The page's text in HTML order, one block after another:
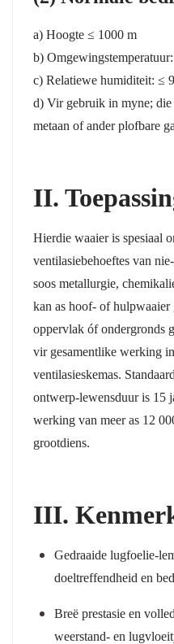
a) Hoogte ≤ 1000 m
b)
c) Relatiewe humiditeit: ≤
d) Vir gebruik in myne; die
metaan of ander plofbare
II.
Hierdie waaier is spesiaal
ventilasiebehoeftes van
soos metallurgie,
kan as hoof- of
oppervlak óf ondergronds
vir gesamentlike werking
ventilasieskemas.
ontwerp-lewensduur is 15
werking van meer as 12
grootdiens.
III.
Gedraaide lugfoelie-
doeltreffendheid en
Breë prestasie en
weerstand- en